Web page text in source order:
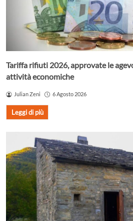
Tariffa rifiuti 2026, approvate le
attività economiche
Julian Zeni 6 Agosto 2026
Leggi di più